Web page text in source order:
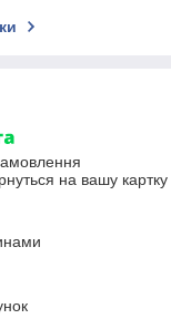
на вашу картку